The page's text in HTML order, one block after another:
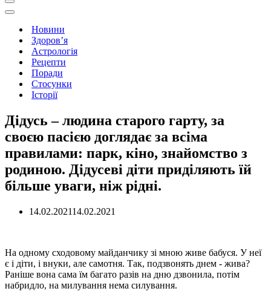
Меню
навігації
Меню
навігаціїНовини
Здоров’я
Астрологія
Рецепти
Поради
Стосунки
Історії
Дідусь – людина старого гарту, за
своєю пасією доглядає за всіма
правилами: парк, кіно, знайомство з
родиною. Дідусеві діти приділяють їй
більше уваги, ніж рідні.
14.02.202114.02.2021
На одному сходовому майданчику зі мною живе бабуся. У неї
є і діти, і внуки, але самотня. Так, подзвонять днем ​​- жива?
Раніше вона сама їм багато разів на дню дзвонила, потім
набридло, на милування нема силування.